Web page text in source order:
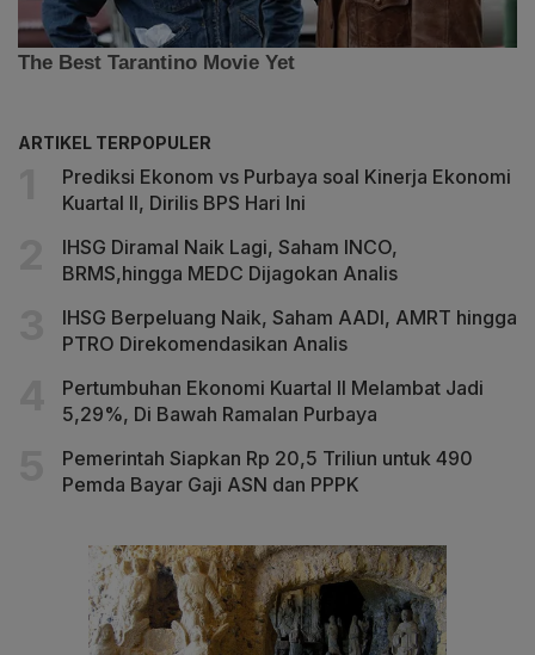
ARTIKEL TERPOPULER
Prediksi Ekonom vs Purbaya soal Kinerja Ekonomi
Kuartal II, Dirilis BPS Hari Ini
IHSG Diramal Naik Lagi, Saham INCO,
BRMS,hingga MEDC Dijagokan Analis
IHSG Berpeluang Naik, Saham AADI, AMRT hingga
PTRO Direkomendasikan Analis
Pertumbuhan Ekonomi Kuartal II Melambat Jadi
5,29%, Di Bawah Ramalan Purbaya
Pemerintah Siapkan Rp 20,5 Triliun untuk 490
Pemda Bayar Gaji ASN dan PPPK